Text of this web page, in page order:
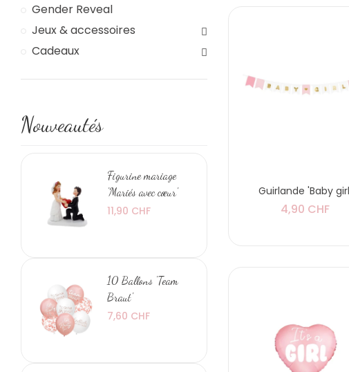
Guirlande 'Baby
4,90 CHF
Gender Reveal
Jeux & accessoires
Cadeaux
Nouveautés
Figurine mariage
'Mariés avec cœur'
11,90 CHF
10 Ballons 'Team
Braut'
7,60 CHF
'Poussette'
5,90 CHF